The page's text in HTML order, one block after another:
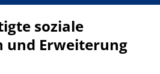
soziale
und Erweiterung